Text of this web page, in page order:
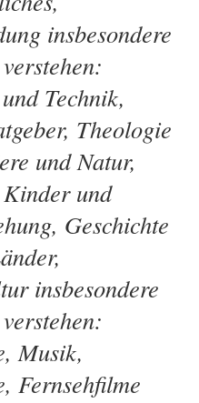
insbesondere
Technik,
Theologie
und Natur,
und
Geschichte
insbesondere
Musik,
Fernsehfilme